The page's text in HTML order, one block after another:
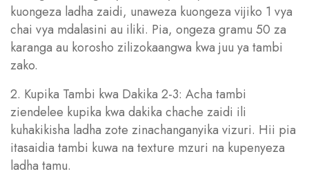
kuongeza ladha zaidi, unaweza kuongeza vijiko 1 vya
chai vya mdalasini au iliki. Pia, ongeza gramu 50 za
karanga au korosho zilizokaangwa kwa juu ya tambi
zako.
2. Kupika Tambi kwa Dakika 2-3: Acha tambi
ziendelee kupika kwa dakika chache zaidi ili
kuhakikisha ladha zote zinachanganyika vizuri. Hii pia
itasaidia tambi kuwa na texture mzuri na kupenyeza
ladha tamu.